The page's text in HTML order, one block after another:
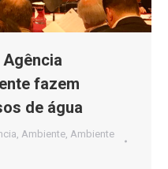
Agência
fazem
de água
Ambiente Ambiente